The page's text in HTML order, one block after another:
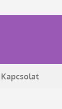
Kapcsolat